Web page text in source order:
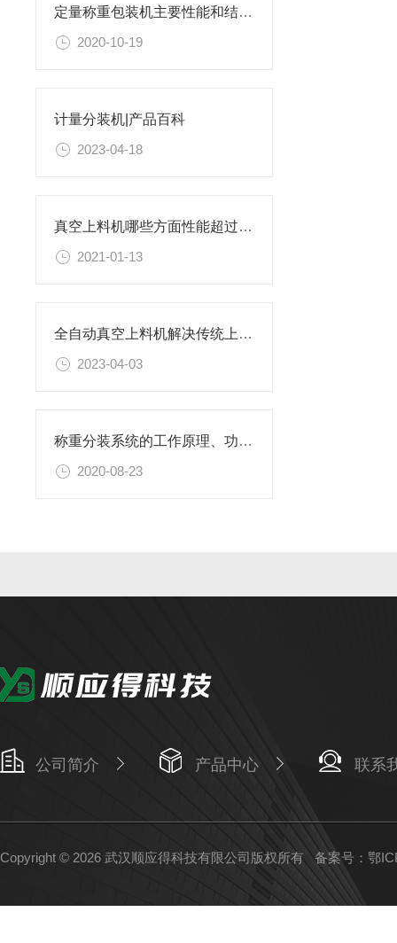
定量称重包装机主要性能和结构特点
2020-10-19
计量分装机|产品百科
2023-04-18
真空上料机哪些方面性能超过了传统的上料工序呢？
2021-01-13
全自动真空上料机解决传统上料方式的不足
2023-04-03
称重分装系统的工作原理、功能、特点
2020-08-23
公司简介 产品中心 联系
Copyright © 2026 武汉顺应得科技有限公司版权所有备案号：鄂